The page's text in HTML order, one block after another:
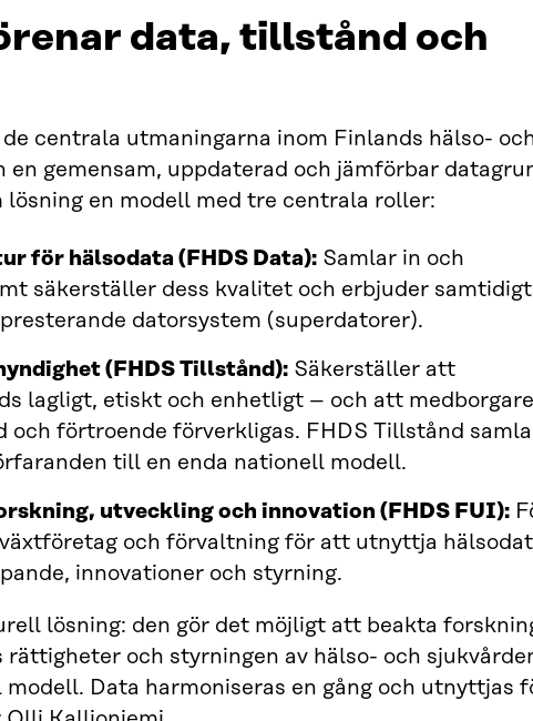
data, tillstånd och
centrala utmaningarna inom Finlands hälso-
en gemensam, uppdaterad och jämförbar
lösning en modell med tre centrala roller:
för hälsodata (FHDS Data): Samlar in och
säkerställer dess kvalitet och erbjuder
datorsystem (superdatorer).
(FHDS Tillstånd): Säkerställer att
lagligt, etiskt och enhetligt – och att
och förtroende förverkligas. FHDS Tillstånd
till en enda nationell modell.
utveckling och innovation (FHDS FUI):
och förvaltning för att utnyttja
innovationer och styrning.
lösning: den gör det möjligt att beakta
rättigheter och styrningen av hälso- och
modell. Data harmoniseras en gång och utnyttjas